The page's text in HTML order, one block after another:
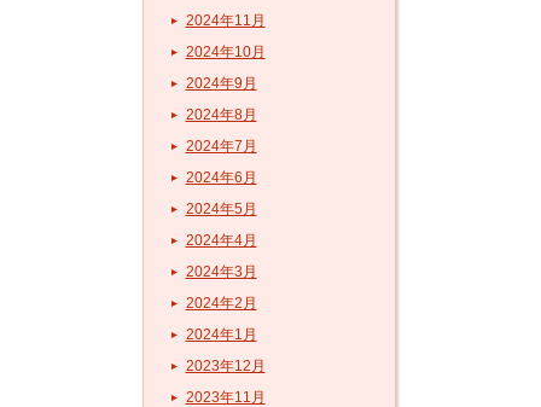
2024年11月
2024年10月
2024年9月
2024年8月
2024年7月
2024年6月
2024年5月
2024年4月
2024年3月
2024年2月
2024年1月
2023年12月
2023年11月